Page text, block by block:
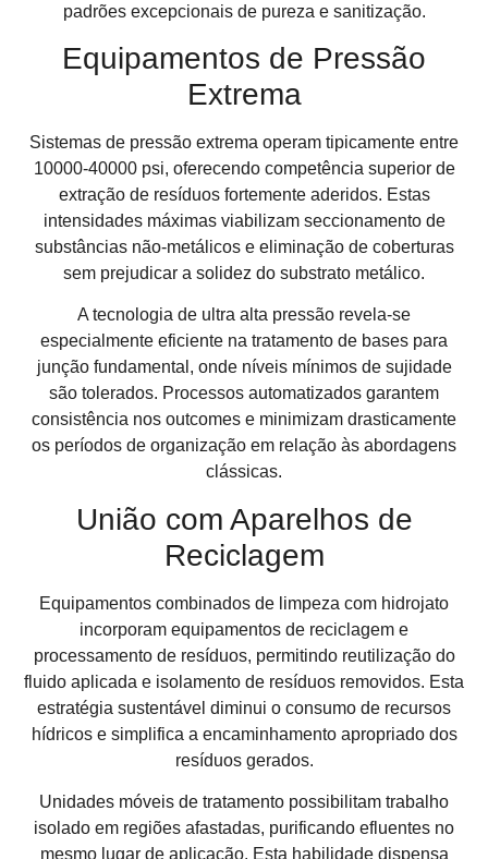
padrões excepcionais de pureza e sanitização.
Equipamentos de Pressão
Extrema
Sistemas de pressão extrema operam tipicamente entre
10000-40000 psi, oferecendo competência superior de
extração de resíduos fortemente aderidos. Estas
intensidades máximas viabilizam seccionamento de
substâncias não-metálicos e eliminação de coberturas
sem prejudicar a solidez do substrato metálico.
A tecnologia de ultra alta pressão revela-se
especialmente eficiente na tratamento de bases para
junção fundamental, onde níveis mínimos de sujidade
são tolerados. Processos automatizados garantem
consistência nos outcomes e minimizam drasticamente
os períodos de organização em relação às abordagens
clássicas.
União com Aparelhos de
Reciclagem
Equipamentos combinados de limpeza com hidrojato
incorporam equipamentos de reciclagem e
processamento de resíduos, permitindo reutilização do
fluido aplicada e isolamento de resíduos removidos. Esta
estratégia sustentável diminui o consumo de recursos
hídricos e simplifica a encaminhamento apropriado dos
resíduos gerados.
Unidades móveis de tratamento possibilitam trabalho
isolado em regiões afastadas, purificando efluentes no
mesmo lugar de aplicação. Esta habilidade dispensa